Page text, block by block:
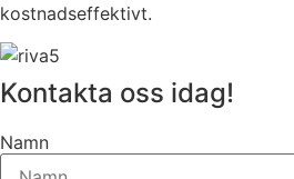
kostnadseffektivt.
Kontakta oss idag!
Namn